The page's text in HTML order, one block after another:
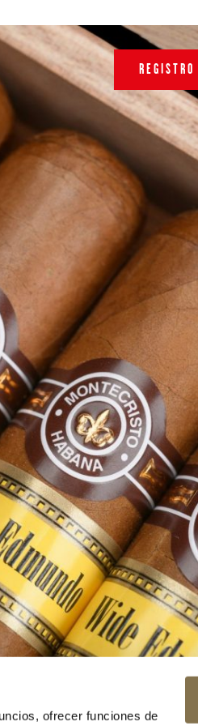
ofrecer funciones de
REGISTRO